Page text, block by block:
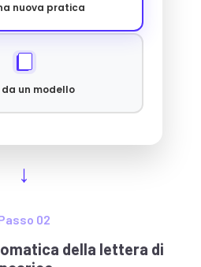
nuova pratica
da un modello
02
della lettera di